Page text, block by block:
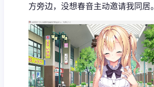
方旁边，没想春音主动邀请我同居。